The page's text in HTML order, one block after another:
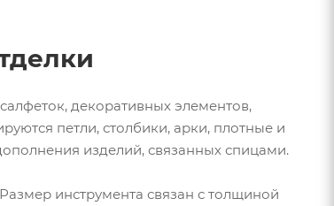
декоративных элементов,
петли, столбики, арки, плотные и
изделий, связанных спицами.
инструмента связан с толщиной